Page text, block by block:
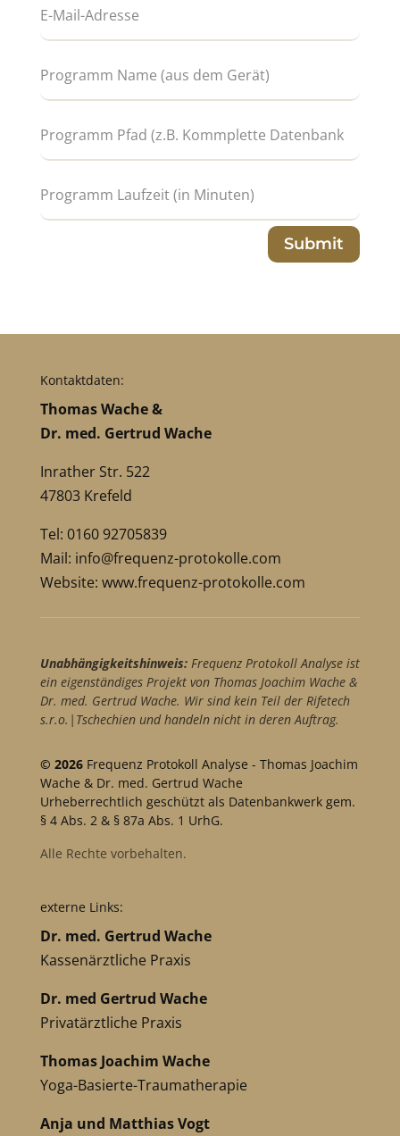
Submit
Kontaktdaten:
Thomas Wache &
Dr. med. Gertrud Wache
Inrather Str. 522
47803 Krefeld
Tel: 0160 92705839
Mail: info@frequenz-protokolle.com
Website: www.frequenz-protokolle.com
Unabhängigkeitshinweis:Frequenz Protokoll Analyse ist
ein eigenständiges Projekt von Thomas Joachim Wache &
Dr. med. Gertrud Wache. Wir sind kein Teil der Rifetech
s.r.o.|Tschechien und handeln nicht in deren Auftrag.
© 2026 Frequenz Protokoll Analyse - Thomas Joachim
Wache & Dr. med. Gertrud Wache
Urheberrechtlich geschützt als Datenbankwerk gem.
§ 4 Abs. 2 & § 87a Abs. 1 UrhG.
Alle Rechte vorbehalten.
externe Links:
Dr. med. Gertrud Wache
Kassenärztliche Praxis
Dr. med Gertrud Wache
Privatärztliche Praxis
Thomas Joachim Wache
Yoga-Basierte-Traumatherapie
Anja und Matthias Vogt